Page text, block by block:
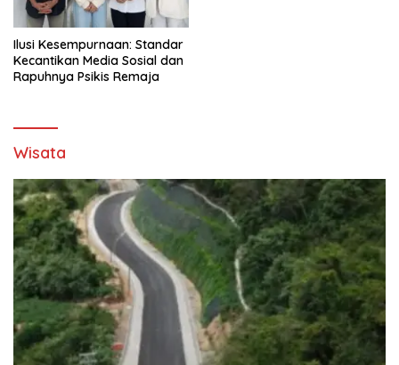
Ilusi Kesempurnaan: Standar
Kecantikan Media Sosial dan
Rapuhnya Psikis Remaja
Wisata